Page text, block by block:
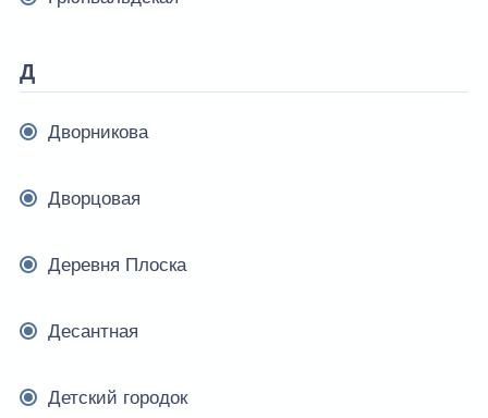
Д
Дворникова
Дворцовая
Деревня Плоска
Десантная
Детский городок